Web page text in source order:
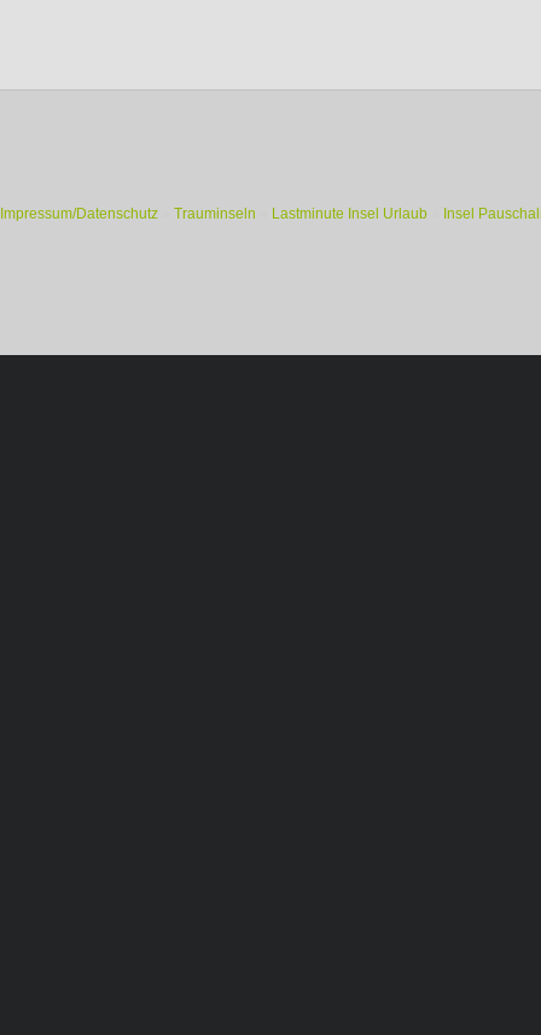
Impressum/Datenschutz Trauminseln Lastminute Insel Urlaub Insel